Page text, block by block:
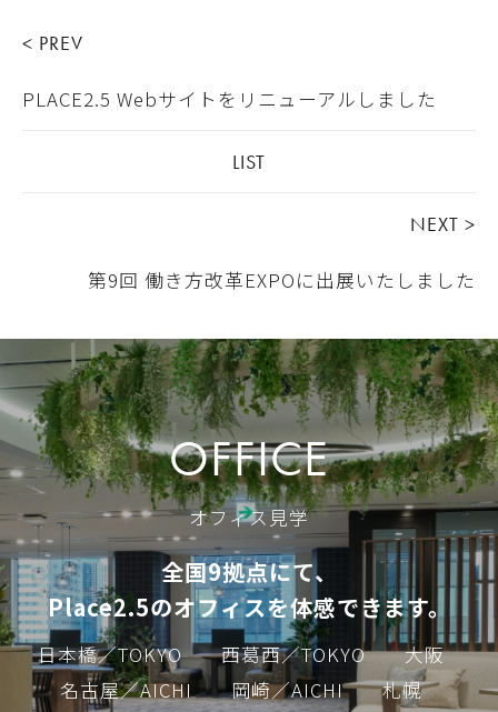
< PREV
PLACE2.5 Webサイトをリニューアルしました
LIST
NEXT >
第9回 働き方改革EXPOに出展いたしました
OFFICE
オフィス見学
全国9拠点にて、
Place2.5のオフィスを体感できます。
日本橋／TOKYO 西葛西／TOKYO
大阪
名古屋／AICHI
岡崎／AICHI
札幌